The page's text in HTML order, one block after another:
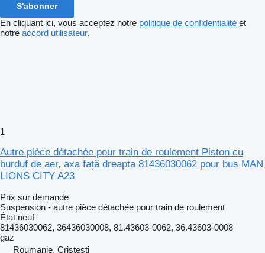
S'abonner
En cliquant ici, vous acceptez notre politique de confidentialité et
notre accord utilisateur.
1
Autre pièce détachée pour train de roulement Piston cu
burduf de aer, axa față dreapta 81436030062 pour bus MAN
LIONS CITY A23
Prix sur demande
Suspension - autre pièce détachée pour train de roulement
État neuf
81436030062, 36436030008, 81.43603-0062, 36.43603-0008
gaz
Roumanie, Cristesti